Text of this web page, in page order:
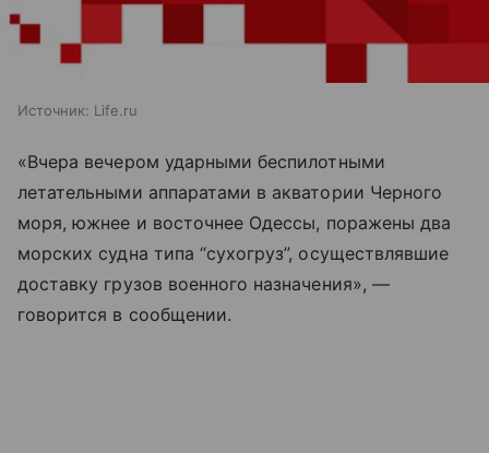
Источник: Life.ru
«Вчера вечером ударными беспилотными
летательными аппаратами в акватории Черного
моря, южнее и восточнее Одессы, поражены два
морских судна типа “сухогруз”, осуществлявшие
доставку грузов военного назначения», —
говорится в сообщении.